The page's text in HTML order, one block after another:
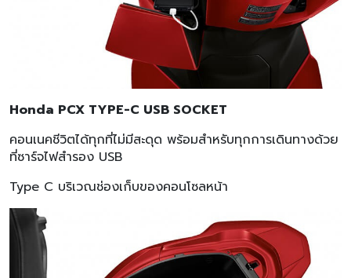
Honda PCX TYPE-C USB SOCKET
คอนเนคชีวิตได้ทุกที่ไม่มีสะดุด พร้อมสำหรับทุกการเดินทางด้วย
ที่ซาร์จไฟสำรอง USB
Type C บริเวณช่องเก็บของคอนโซลหน้า